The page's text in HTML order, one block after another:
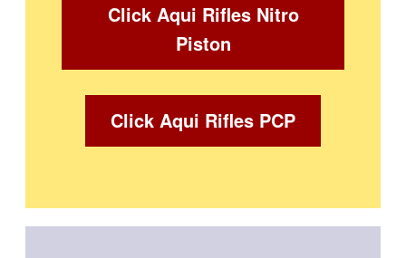
Click Aqui Rifles Nitro
Piston
Click Aqui Rifles PCP